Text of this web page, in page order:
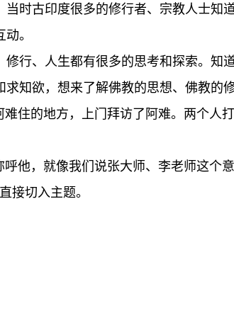
时古印度很多的修行者、宗教人士知
。
行、人生都有很多的思考和探索。知
知欲，想来了解佛教的思想、佛教的修
住的地方，上门拜访了阿难。两个人
他，就像我们说张大师、李老师这个
接切入主题。